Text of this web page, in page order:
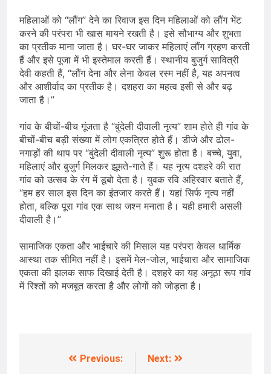
महिलाओं को “लौंग” देने का रिवाज इस दिन महिलाओं को लौंग भेंट
करने की परंपरा भी खास मायने रखती है। इसे सौभाग्य और शुभता
का प्रतीक माना जाता है। घर-घर जाकर महिलाएं लौंग ग्रहण करती
हैं और इसे पूजा में भी इस्तेमाल करती हैं। स्थानीय बुजुर्ग सावित्री
देवी कहती हैं, “लौंग देना और लेना केवल रस्म नहीं है, यह अपनत्व
और आशीर्वाद का प्रतीक है। दशहरा का महत्व इसी से और बढ़
जाता है।”
गांव के बीचों-बीच गूंजता है “बुंदेली दीवाली नृत्य” शाम होते ही गांव के
बीचों-बीच बड़ी संख्या में लोग एकत्रित होते हैं। डीजे और ढोल-
नगाड़ों की थाप पर “बुंदेली दीवाली नृत्य” शुरू होता है। बच्चे, युवा,
महिलाएं और बुजुर्ग मिलकर झूमते-गाते हैं। यह नृत्य दशहरे की रात
गांव को उत्सव के रंग में डूबो देता है। युवक रवि अहिरवार बताते हैं,
“हम हर साल इस दिन का इंतजार करते हैं। यहां सिर्फ नृत्य नहीं
होता, बल्कि पूरा गांव एक साथ जश्न मनाता है। यही हमारी असली
दीवाली है।”
सामाजिक एकता और भाईचारे की मिसाल यह परंपरा केवल धार्मिक
आस्था तक सीमित नहीं है। इसमें मेल-जोल, भाईचारा और सामाजिक
एकता की झलक साफ दिखाई देती है। दशहरे का यह अनूठा रूप गांव
में रिश्तों को मजबूत करता है और लोगों को जोड़ता है।
Previous:
Next: